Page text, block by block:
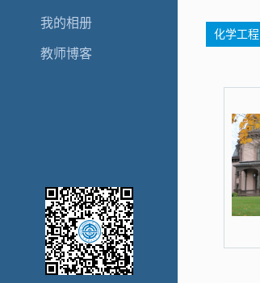
我的相册
教师博客
化学工程